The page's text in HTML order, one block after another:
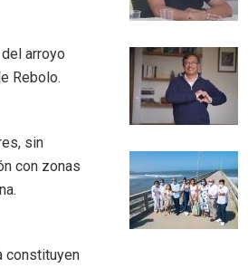
arroyo
Rebolo.
sin
con zonas
constituyen